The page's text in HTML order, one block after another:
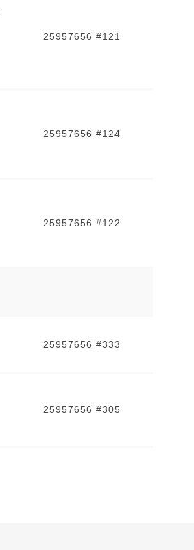
25957656 #121
25957656 #124
25957656 #122
25957656 #333
25957656 #305